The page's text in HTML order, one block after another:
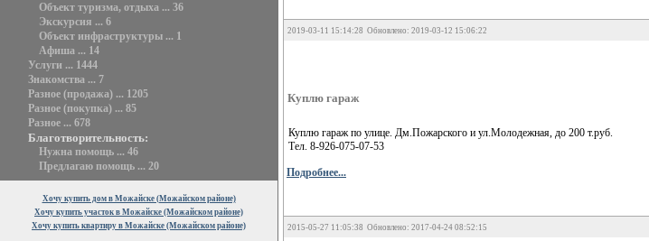
Объект туризма, отдыха ... 36
Экскурсия ... 6
Объект инфраструктуры ... 1
Афиша ... 14
Услуги ... 1444
Знакомства ... 7
Разное (продажа) ... 1205
Разное (покупка) ... 85
Разное ... 678
Благотворительность:
Нужна помощь ... 46
Предлагаю помощь ... 20
Хочу купить дом в Можайске (Можайском районе)
Хочу купить участок в Можайске (Можайском районе)
Хочу купить квартиру в Можайске (Можайском районе)
2019-03-11 15:14:28 Обновлено: 2019-03-12 15:06:22
Куплю гараж
Куплю гараж по улице. Дм.Пожарского и ул.Молодежная, до 200 т.руб.
Тел. 8-926-075-07-53
Подробнее...
2015-05-27 11:05:38 Обновлено: 2017-04-24 08:52:15